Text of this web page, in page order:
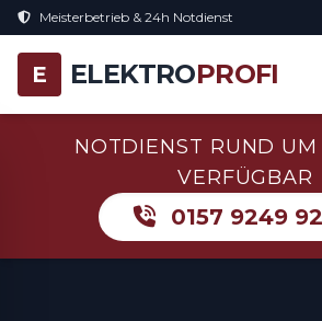
Meisterbetrieb & 24h Notdienst
E ELEKTROPROFI
NOTDIENST RUND
VERFÜGBAR
0157 9249